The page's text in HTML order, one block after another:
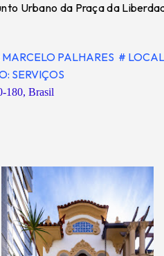
Urbano da Praça da
MARCELO PALHARES #
SERVIÇOS
180, Brasil